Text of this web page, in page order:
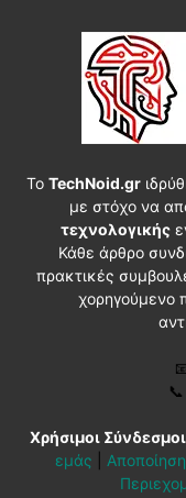
Το TechNoid.gr
με στόχο να
τεχνολογικής
Κάθε άρθρο
πρακτικές
χορηγούμενο
📞
Χρήσιμοι
εμάς